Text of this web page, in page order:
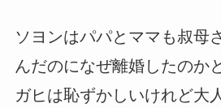
ソヨンはパパとママも叔母
んだのになぜ離婚したのか
ガヒは恥ずかしいけれど大